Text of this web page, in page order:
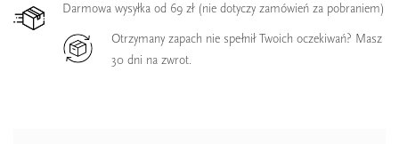
Darmowa wysyłka od 69 zł (nie dotyczy zamówień za pobraniem)
Otrzymany zapach nie spełnił Twoich oczekiwań? Masz
30 dni na zwrot.